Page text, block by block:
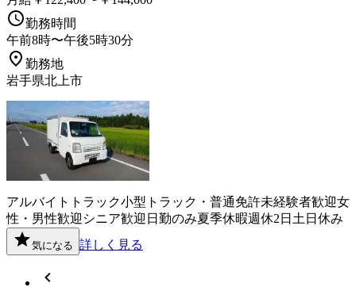
勤務時間
午前8時〜午後5時30分
勤務地
岩手県北上市
アルバイト トラック小型トラック・普通免許未経験者歓迎女
性・男性歓迎 シニア歓迎 日勤のみ夏季休暇週休2日 土日休み
気になる 詳しく見る